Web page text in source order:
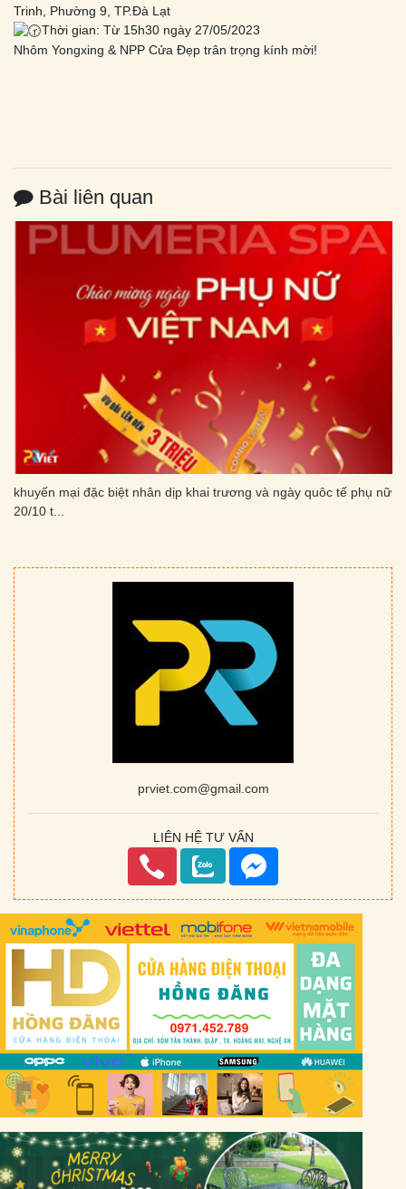
Trinh, Phường 9, TP.Đà Lạt
Thời gian: Từ 15h30 ngày 27/05/2023
Nhôm Yongxing & NPP Cửa Đẹp trân trọng kính mời!
Bài liên quan
khuyến mại đặc biệt nhân dịp khai trương và ngày quôc tế phụ nữ
20/10 t...
prviet.com@gmail.com
LIÊN HỆ TƯ VẤN